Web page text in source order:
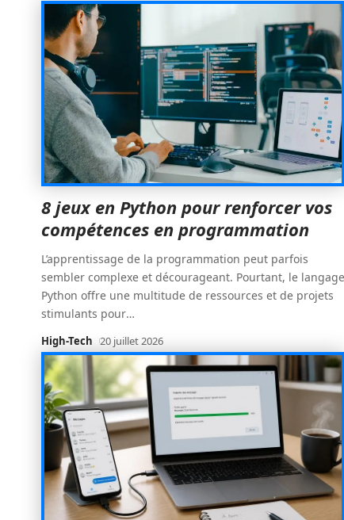
8 jeux en Python pour renforcer vos
compétences en programmation
L’apprentissage de la programmation peut parfois
sembler complexe et décourageant. Pourtant, le langage
Python offre une multitude de ressources et de projets
stimulants pour…
High-Tech 20 juillet 2026